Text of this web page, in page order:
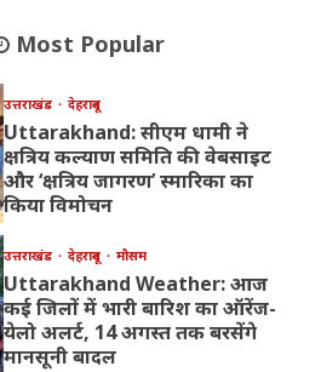
Most Popular
उत्तराखंड देहरादून
Uttarakhand: सीएम धामी ने
क्षत्रिय कल्याण समिति की वेबसाइट
और ‘क्षत्रिय जागरण’ स्मारिका का
किया विमोचन
उत्तराखंड देहरादून मौसम
Uttarakhand Weather: आज
कई जिलों में भारी बारिश का ऑरेंज-
येलो अलर्ट, 14 अगस्त तक बरसेंगे
मानसूनी बादल